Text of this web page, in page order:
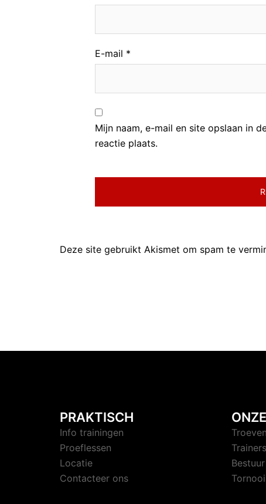
E-mail *
Mijn naam, e-mail en site opslaan in
reactie plaats.
Deze site gebruikt Akismet om spam te
PRAKTISCH
Info trainingen
Proeflessen
Locatie
Contacteer ons
Troeven
Trainers
Bestuur